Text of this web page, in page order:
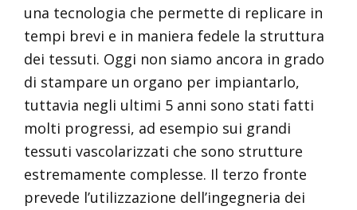
una tecnologia che permette di replicare in
tempi brevi e in maniera fedele la struttura
dei tessuti. Oggi non siamo ancora in grado
di stampare un organo per impiantarlo,
tuttavia negli ultimi 5 anni sono stati fatti
molti progressi, ad esempio sui grandi
tessuti vascolarizzati che sono strutture
estremamente complesse. Il terzo fronte
prevede l’utilizzazione dell’ingegneria dei